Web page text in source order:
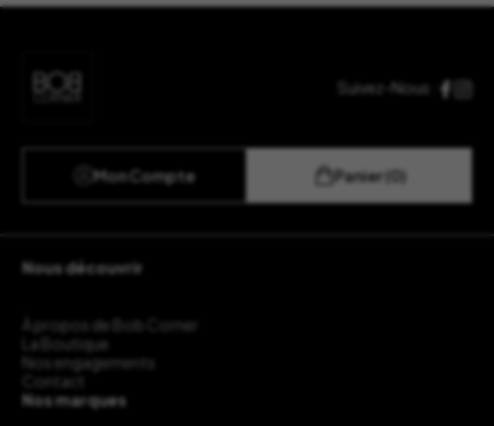
Suivez-Nous :
Mon Compte Panier (0)
Nous découvrir
À propos de Bob Corner
La Boutique
Nos engagements
Contact
Nos marques